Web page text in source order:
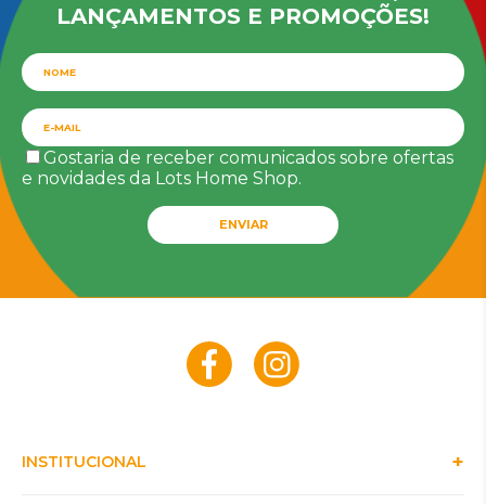
LANÇAMENTOS E PROMOÇÕES!
Gostaria de receber comunicados sobre ofertas
e novidades da Lots Home Shop.
ENVIAR
INSTITUCIONAL